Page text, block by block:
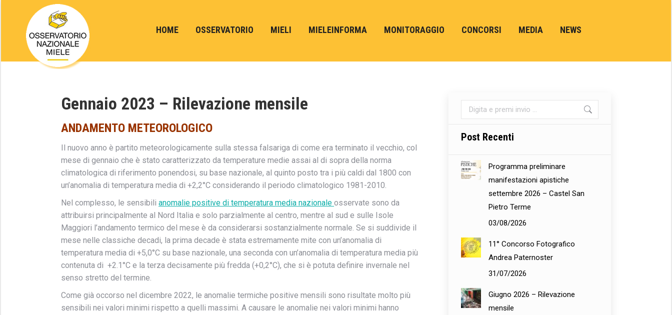
HOME OSSERVATORIO MIELI MIELEINFORMA MONITORAGGIO CONCORSI MEDIA NEWS
Gennaio 2023 – Rilevazione mensile
ANDAMENTO METEOROLOGICO
Il nuovo anno è partito meteorologicamente sulla stessa falsariga di come era terminato il vecchio, col
mese di gennaio che è stato caratterizzato da temperature medie assai al di sopra della norma
climatologica di riferimento ponendosi, su base nazionale, al quinto posto tra i più caldi dal 1800 con
un’anomalia di temperatura media di +2,2°C considerando il periodo climatologico 1981-2010.
Nel complesso, le sensibili anomalie positive di temperatura media nazionale osservate sono da
attribuirsi principalmente al Nord Italia e solo parzialmente al centro, mentre al sud e sulle Isole
Maggiori l’andamento termico del mese è da considerarsi sostanzialmente normale. Se si suddivide il
mese nelle classiche decadi, la prima decade è stata estremamente mite con un’anomalia di
temperatura media di +5,0°C su base nazionale, una seconda con un’anomalia di temperatura media più
contenuta di +2.1°C e la terza decisamente più fredda (+0,2°C), che si è potuta definire invernale nel
senso stretto del termine.
Come già occorso nel dicembre 2022, le anomalie termiche positive mensili sono risultate molto più
sensibili nei valori minimi rispetto a quelli massimi. A causare le anomalie nei valori minimi hanno
Cerca:
Post Recenti
Programma preliminare
manifestazioni apistiche
settembre 2026 – Castel San
Pietro Terme
03/08/2026
11° Concorso Fotografico
Andrea Paternoster
31/07/2026
Giugno 2026 – Rilevazione
mensile